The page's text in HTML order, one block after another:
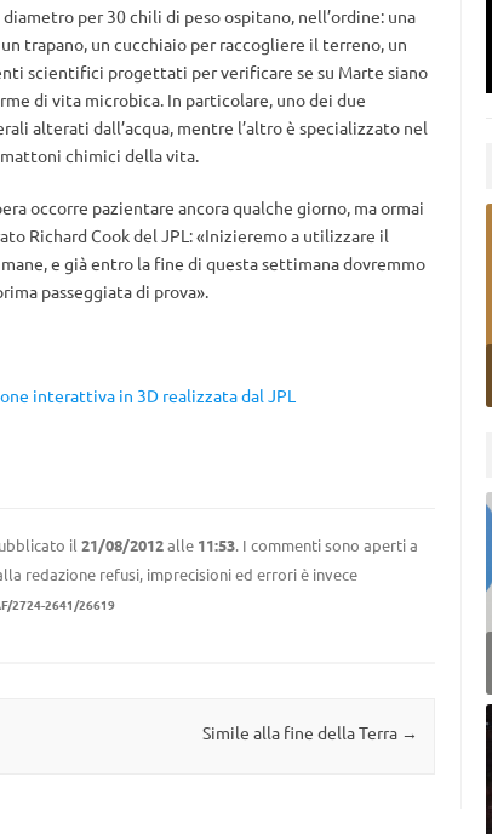
per 30 chili di peso ospitano, nell’ordine: una
trapano, un cucchiaio per raccogliere il terreno, un
scientifici progettati per verificare se su Marte siano
di vita microbica. In particolare, uno dei due
alterati dall’acqua, mentre l’altro è specializzato nel
chimici della vita.
occorre pazientare ancora qualche giorno, ma ormai
Richard Cook del JPL: «Inizieremo a utilizzare il
e già entro la fine di questa settimana dovremmo
passeggiata di prova».
interattiva in 3D realizzata dal JPL
il 21/08/2012alle 11:53. I commenti sono aperti a
redazione refusi, imprecisioni ed errori è invece
2724-2641/26619
Simile alla fine della Terra →